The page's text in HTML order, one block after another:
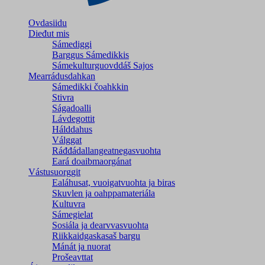
Ovdasiidu
Dieđut mis
Sámediggi
Barggus Sámedikkis
Sámekulturguovddáš Sajos
Mearrádusdahkan
Sámedikki čoahkkin
Stivra
Ságadoalli
Lávdegottit
Hálddahus
Válggat
Ráđđádallangeatnegas­vuohta
Eará doaibmaorgánat
Vástusuorggit
Ealáhusat, vuoigatvuohta ja biras
Skuvlen ja oahppamateriála
Kultuvra
Sámegielat
Sosiála ja dearvvasvuohta
Riikkaidgaskasaš bargu
Mánát ja nuorat
Prošeavttat